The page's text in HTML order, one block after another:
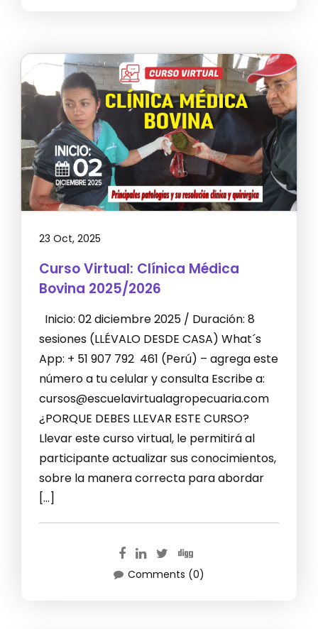
23 Oct, 2025
Curso Virtual: Clínica Médica
Bovina 2025/2026
Inicio: 02 diciembre 2025 / Duración: 8
sesiones (LLÉVALO DESDE CASA) What´s
App: + 51 907 792 461 (Perú) – agrega este
número a tu celular y consulta Escribe a:
cursos@escuelavirtualagropecuaria.com
¿PORQUE DEBES LLEVAR ESTE CURSO?
Llevar este curso virtual, le permitirá al
participante actualizar sus conocimientos,
sobre la manera correcta para abordar
[…]
Comments (0)